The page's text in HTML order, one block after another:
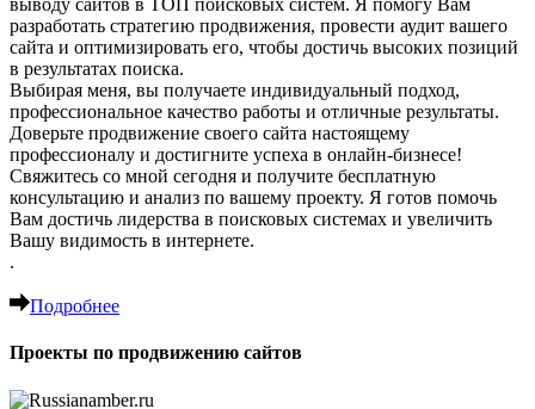
выводу сайтов в ТОП поисковых систем. Я помогу Вам
разработать стратегию продвижения, провести аудит вашего
сайта и оптимизировать его, чтобы достичь высоких позиций
в результатах поиска.
Выбирая меня, вы получаете индивидуальный подход,
профессиональное качество работы и отличные результаты.
Доверьте продвижение своего сайта настоящему
профессионалу и достигните успеха в онлайн-бизнесе!
Свяжитесь со мной сегодня и получите бесплатную
консультацию и анализ по вашему проекту. Я готов помочь
Вам достичь лидерства в поисковых системах и увеличить
Вашу видимость в интернете.
.
Подробнее
Проекты по продвижению сайтов